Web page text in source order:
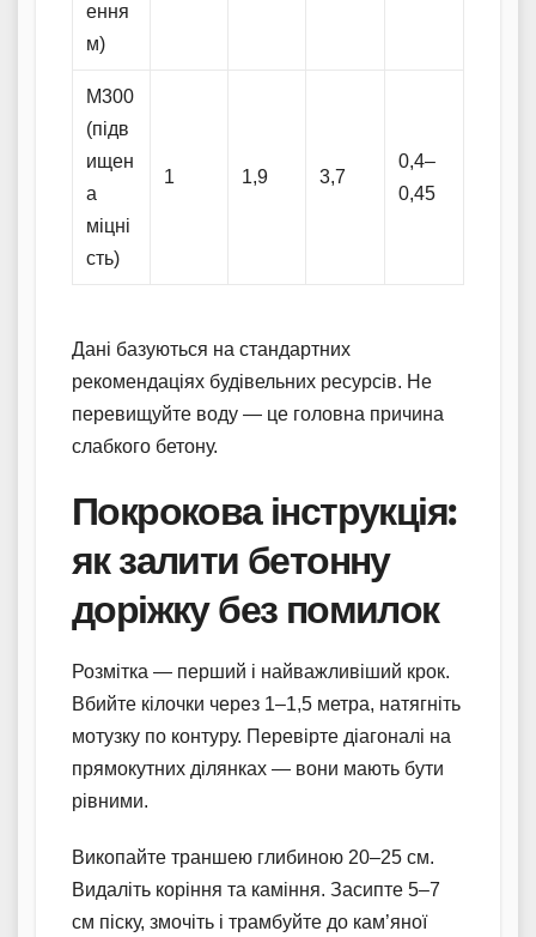
ення
м)
М300
(підв
ищен
а
міцні
сть)
1 1,9 3,7
0,4–
0,45
Дані базуються на стандартних
рекомендаціях будівельних ресурсів. Не
перевищуйте воду — це головна причина
слабкого бетону.
Покрокова інструкція:
як залити бетонну
доріжку без помилок
Розмітка — перший і найважливіший крок.
Вбийте кілочки через 1–1,5 метра, натягніть
мотузку по контуру. Перевірте діагоналі на
прямокутних ділянках — вони мають бути
рівними.
Викопайте траншею глибиною 20–25 см.
Видаліть коріння та каміння. Засипте 5–7
см піску, змочіть і трамбуйте до кам’яної